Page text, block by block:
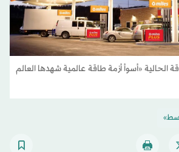
الحالية «أسوأ أزمة طاقة عالمية شهدها العالم